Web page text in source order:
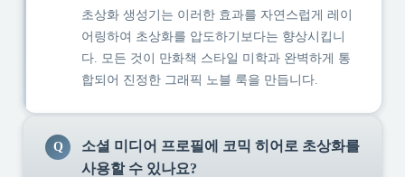
초상화 생성기는 이러한 효과를 자연스럽게 레이
어링하여 초상화를 압도하기보다는 향상시킵니
다. 모든 것이 만화책 스타일 미학과 완벽하게 통
합되어 진정한 그래픽 노블 룩을 만듭니다.
Q
소셜 미디어 프로필에 코믹 히어로 초상화를
사용할 수 있나요?